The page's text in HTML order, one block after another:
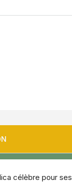
célèbre pour